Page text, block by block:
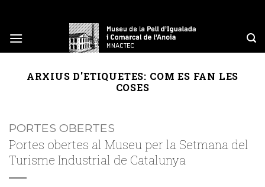
content
ARXIUS D'ETIQUETES: COM ES FAN LES
COSES
PORTES OBERTES
Portes obertes al Museu per la Setmana del
Turisme Industrial de Catalunya